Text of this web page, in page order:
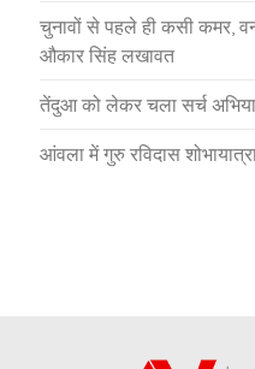
चुनावों से पहले ही कसी कमर,
औकार सिंह लखावत
तेंदुआ को लेकर चला सर्च
आंवला में गुरु रविदास